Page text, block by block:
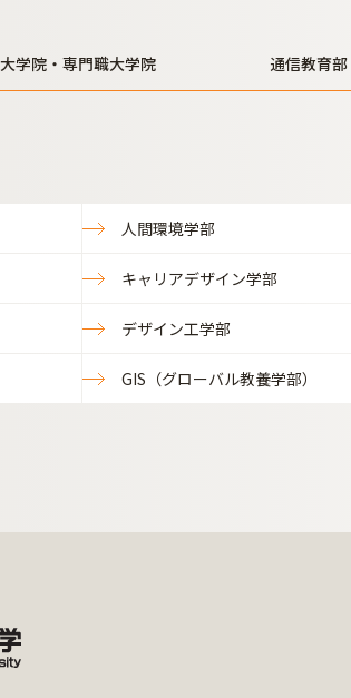
大学院・専門職大学院 通信教育部
人間環境学部
キャリアデザイン学部
デザイン工学部
GIS（グローバル教養学部）